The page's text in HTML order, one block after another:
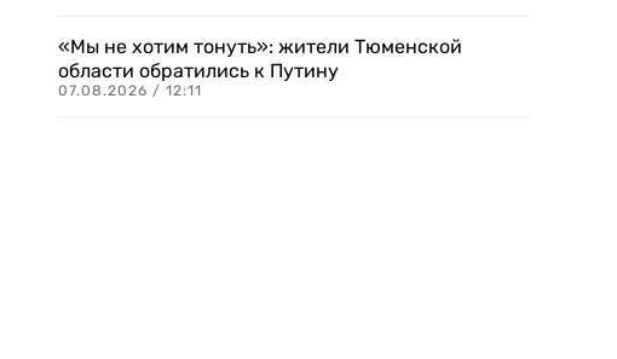
«Мы не хотим тонуть»: жители Тюменской
области обратились к Путину
07.08.2026 / 12:11